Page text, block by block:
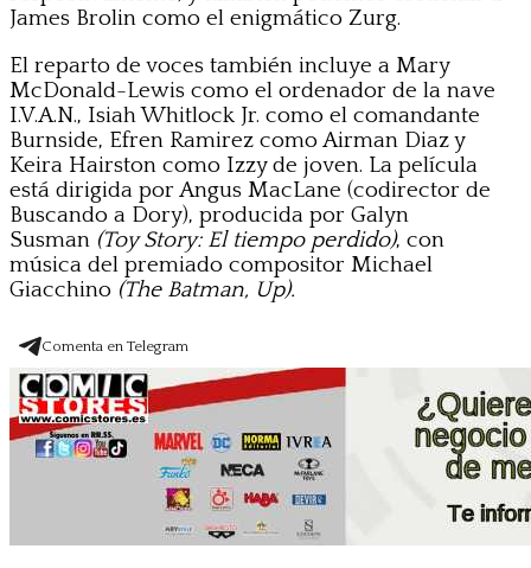
James Brolin como el enigmático Zurg.
El reparto de voces también incluye a Mary
McDonald-Lewis como el ordenador de la nave
I.V.A.N., Isiah Whitlock Jr. como el comandante
Burnside, Efren Ramirez como Airman Diaz y
Keira Hairston como Izzy de joven. La película
está dirigida por Angus MacLane (codirector de
Buscando a Dory), producida por Galyn
Susman (Toy Story: El tiempo perdido), con
música del premiado compositor Michael
Giacchino (The Batman, Up).
Comenta en Telegram